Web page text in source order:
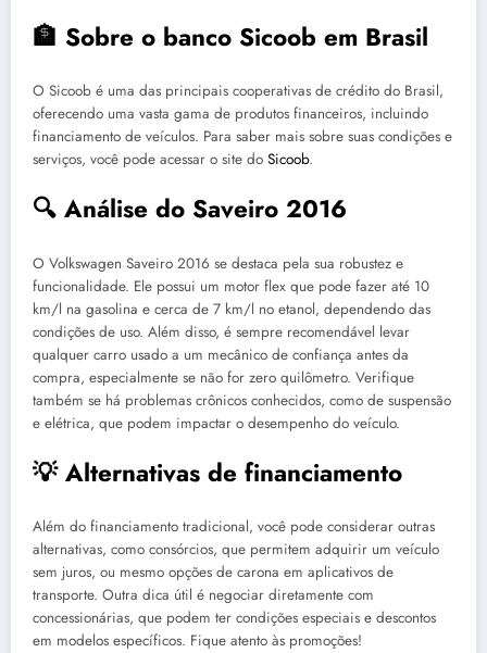
🏦 Sobre o banco Sicoob em Brasil
O Sicoob é uma das principais cooperativas de crédito do Brasil,
oferecendo uma vasta gama de produtos financeiros, incluindo
financiamento de veículos. Para saber mais sobre suas condições e
serviços, você pode acessar o site do Sicoob.
🔍 Análise do Saveiro 2016
O Volkswagen Saveiro 2016 se destaca pela sua robustez e
funcionalidade. Ele possui um motor flex que pode fazer até 10
km/l na gasolina e cerca de 7 km/l no etanol, dependendo das
condições de uso. Além disso, é sempre recomendável levar
qualquer carro usado a um mecânico de confiança antes da
compra, especialmente se não for zero quilômetro. Verifique
também se há problemas crônicos conhecidos, como de suspensão
e elétrica, que podem impactar o desempenho do veículo.
💡 Alternativas de financiamento
Além do financiamento tradicional, você pode considerar outras
alternativas, como consórcios, que permitem adquirir um veículo
sem juros, ou mesmo opções de carona em aplicativos de
transporte. Outra dica útil é negociar diretamente com
concessionárias, que podem ter condições especiais e descontos
em modelos específicos. Fique atento às promoções!